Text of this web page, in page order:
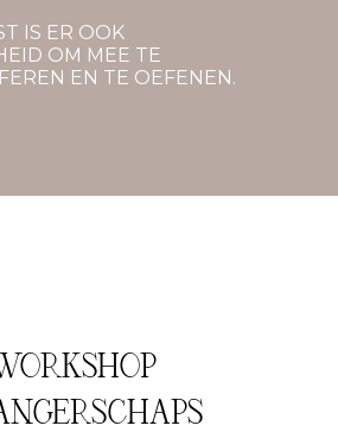
IS ER OOK
OM MEE TE
EN TE OEFENEN.